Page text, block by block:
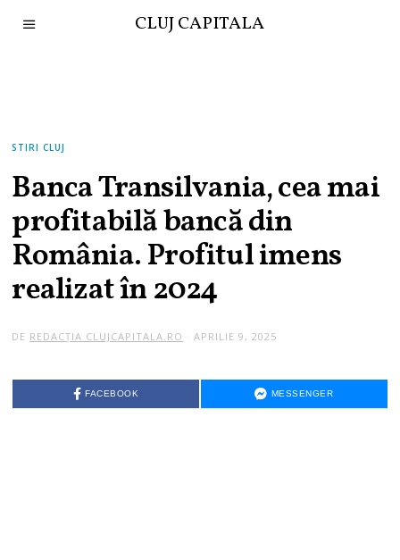
CLUJ CAPITALA
STIRI CLUJ
Banca Transilvania, cea mai
profitabilă bancă din
România. Profitul imens
realizat în 2024
DE REDACȚIA CLUJCAPITALA.RO APRILIE 9, 2025
L
FACEBOOK MESSENGER